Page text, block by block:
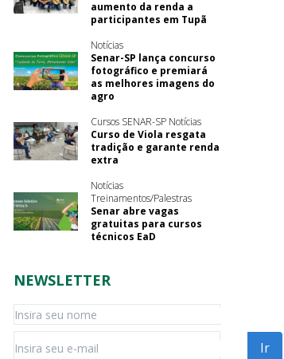
aumento da renda a
participantes em Tupã
Notícias
Senar-SP lança concurso
fotográfico e premiará
as melhores imagens do
agro
Cursos SENAR-SP Notícias
Curso de Viola resgata
tradição e garante renda
extra
Notícias
Treinamentos/Palestras
Senar abre vagas
gratuitas para cursos
técnicos EaD
NEWSLETTER